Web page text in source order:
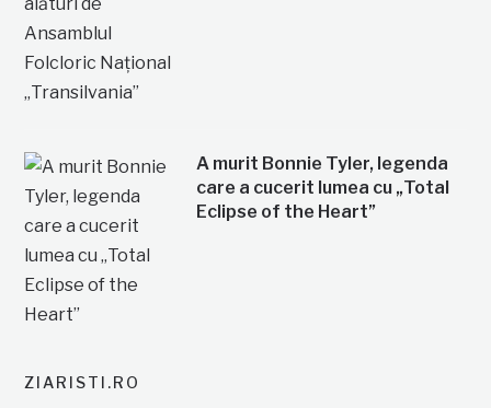
A murit Bonnie Tyler, legenda
care a cucerit lumea cu „Total
Eclipse of the Heart”
ZIARISTI.RO